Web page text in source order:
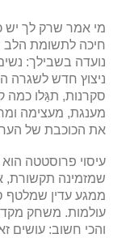
מי אמר שרק לך יש
חיכה לתשומת הלב
נועדה בשבילך:
ניצוץ חדש לשגרה
סקרנות, תגַּלו כמה
מענגת, מעצימה
את הכוכבת של
עיסוי פרוסטטה הוא
שמזמינה תקשורת,
ממגע עדין שמלטף
עולמות. משחק
והכי חשוב: עושים